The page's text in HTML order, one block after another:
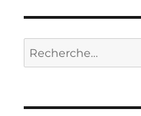
Rechercher :